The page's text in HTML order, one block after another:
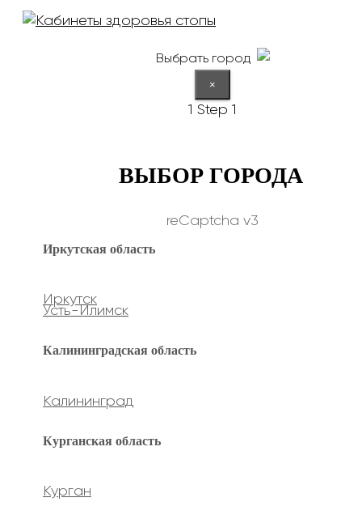
Выбрать город
×
1 Step 1
ВЫБОР ГОРОДА
reCaptcha v3
Иркутская область
Иркутск
Усть-Илимск
Калининградская область
Калининград
Курганская область
Курган